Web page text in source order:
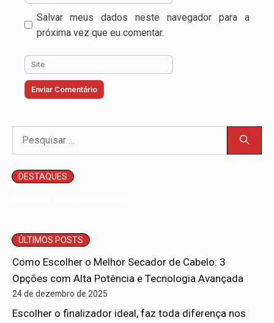
mail
Salvar meus dados neste navegador para a
próxima vez que eu comentar.
Site
Pesquisar
DESTAQUES
ÚLTIMOS POSTS
Como Escolher o Melhor Secador de Cabelo: 3
Opções com Alta Potência e Tecnologia Avançada
24 de dezembro de 2025
Escolher o finalizador ideal, faz toda diferença nos